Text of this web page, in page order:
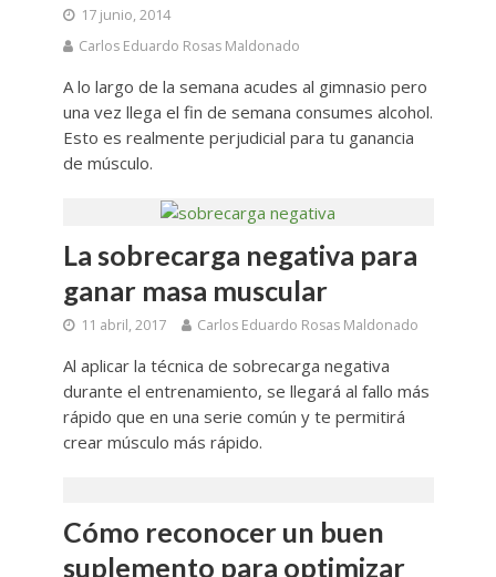
17 junio, 2014
Carlos Eduardo Rosas Maldonado
A lo largo de la semana acudes al gimnasio pero
una vez llega el fin de semana consumes alcohol.
Esto es realmente perjudicial para tu ganancia
de músculo.
La sobrecarga negativa para
ganar masa muscular
11 abril, 2017 Carlos Eduardo Rosas Maldonado
Al aplicar la técnica de sobrecarga negativa
durante el entrenamiento, se llegará al fallo más
rápido que en una serie común y te permitirá
crear músculo más rápido.
Cómo reconocer un buen
suplemento para optimizar